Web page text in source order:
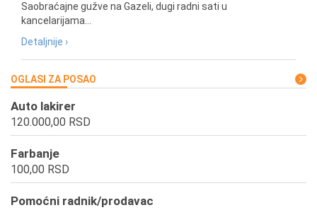
Saobraćajne gužve na Gazeli, dugi radni sati u
kancelarijama...
Detaljnije ›
OGLASI ZA POSAO
Auto lakirer
120.000,00 RSD
Farbanje
100,00 RSD
Pomoćni radnik/prodavac